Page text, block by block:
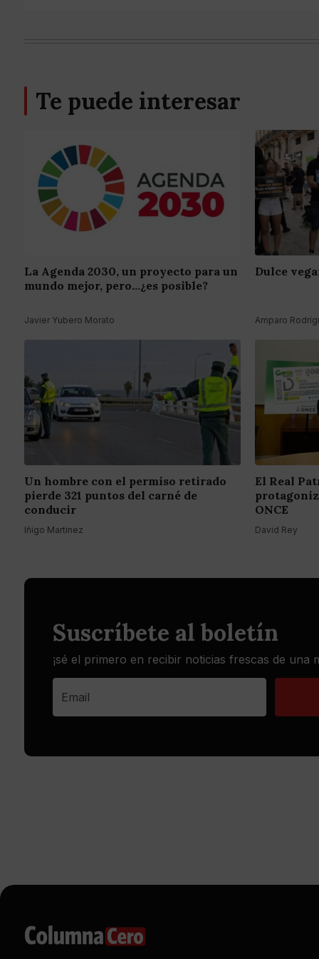
Te puede interesar
La Agenda 2030, un proyecto para un
mundo mejor, pero...¿es posible?
Javier Yubero Morato
Dulce
Amparo
Un hombre con el permiso retirado
pierde 321 puntos del carné de
conducir
Iñigo Martinez
El Real
ONCE
David Rey
Suscríbete al boletín
¡sé el primero en recibir noticias frescas de una